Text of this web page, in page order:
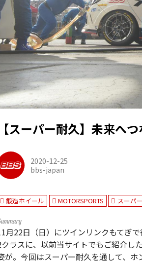
【スーパー耐久】未来へ
2020-12-25
bbs-japan
鍛造ホイール MOTORSPORTS スーパ
月22日（日）にツインリンクもてぎ
ラスに、以前当サイトでもご紹介し
が。今回はスーパー耐久を通して、ホ